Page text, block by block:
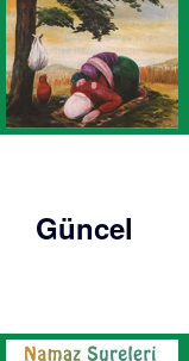
Güncel